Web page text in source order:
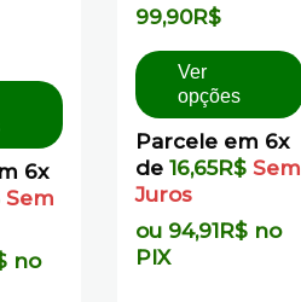
6x
Sem
no
Avaliação
0
5
99,90R$
Ver
opções
Parcele em 6x
de16,65R$ Sem
Juros
ou 94,91R$ no
PIX